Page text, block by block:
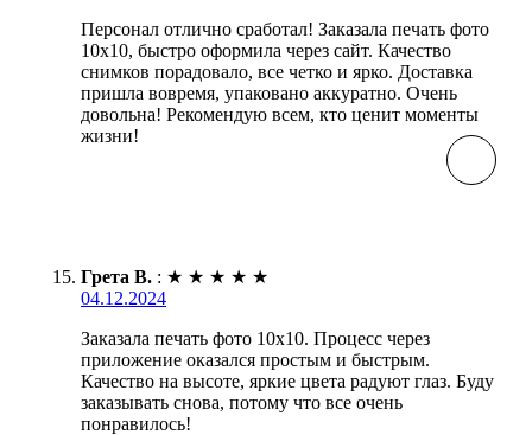
Персонал отлично сработал! Заказала печать фото
10х10, быстро оформила через сайт. Качество
снимков порадовало, все четко и ярко. Доставка
пришла вовремя, упаковано аккуратно. Очень
довольна! Рекомендую всем, кто ценит моменты
жизни!
Грета В. : ★ ★ ★ ★ ★
04.12.2024
Заказала печать фото 10х10. Процесс через
приложение оказался простым и быстрым.
Качество на высоте, яркие цвета радуют глаз. Буду
заказывать снова, потому что все очень
понравилось!